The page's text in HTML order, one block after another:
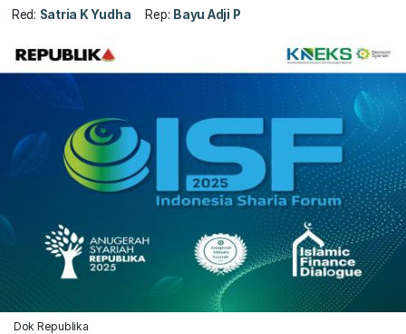
Red: Satria K Yudha Rep: Bayu Adji P
Dok Republika